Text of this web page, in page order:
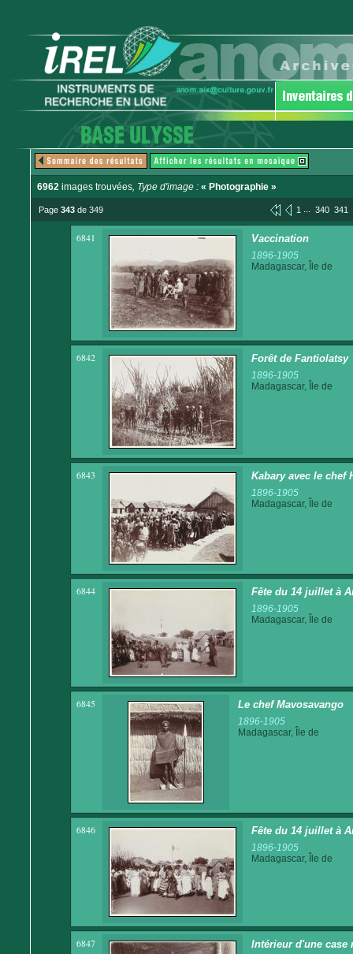
6962 images trouvées, Type d'image : « Photographie »
Page 343 de 349 1 ... 340 341
6841 Vaccination
1896-1905
Madagascar, Île de
6842 Forêt de Fantiolatsy
1896-1905
Madagascar, Île de
6843 Kabary avec le chef
1896-1905
Madagascar, Île de
6844 Fête du 14 juillet à
1896-1905
Madagascar, Île de
6845 Le chef Mavosavango
1896-1905
Madagascar, Île de
6846 Fête du 14 juillet à
1896-1905
Madagascar, Île de
6847 Intérieur d'une case